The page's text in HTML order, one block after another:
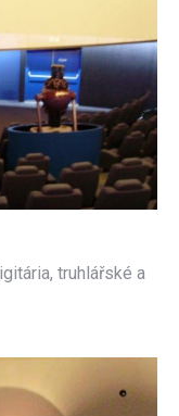
truhlářské a